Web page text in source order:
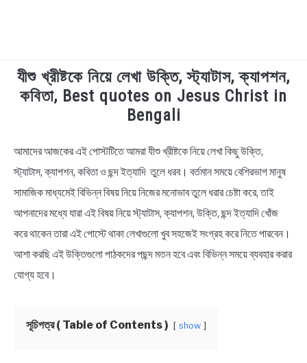
TECHNOLOGY
BIOGRAPHY
EDUCATIONAL
BENGALI WISHES
QUOTES & CAPTIONS
যীশু খ্রীষ্টকে নিয়ে লেখা উক্তি, স্ট্যাটাস, ক্যাপশন,
কবিতা, Best quotes on Jesus Christ in
Bengali
in
Bengali
Quotes
Bengali
Status,Motivational
আমাদের আজকের এই পোস্টটিতে আমরা যীশু খ্রীষ্টকে নিয়ে লেখা কিছু উক্তি,
স্ট্যাটাস, ক্যাপশন, কবিতা ও ছন্দ ইত্যাদি তুলে ধরব। বর্তমান সময়ে বেশিরভাগ মানুষ
সামাজিক মাধ্যমেই বিভিন্ন বিষয় নিয়ে নিজের মনোভাব তুলে ধরার চেষ্টা করে, তাই
আপনাদের মধ্যে যারা এই বিষয় নিয়ে স্ট্যাটাস, ক্যাপশন, উক্তি, ছন্দ ইত্যাদি খোঁজ
করে থাকেন তারা এই পোস্টে থাকা লেখাগুলো খুব সহজেই সংগ্রহ করে নিতে পারবেন।
আশা করছি এই উক্তিগুলো পাঠকদের পছন্দ মতন হবে এবং বিভিন্ন সময়ে ব্যবহার করার
যোগ্য হবে।
সূচিপত্র ( Table of Contents ) show